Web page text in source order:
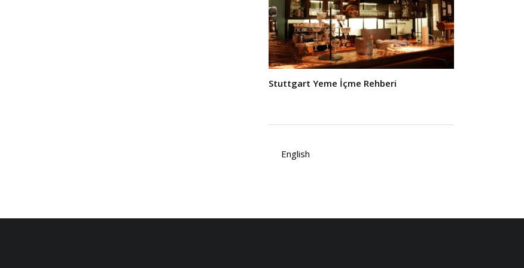
Stuttgart Yeme İçme Rehberi
English